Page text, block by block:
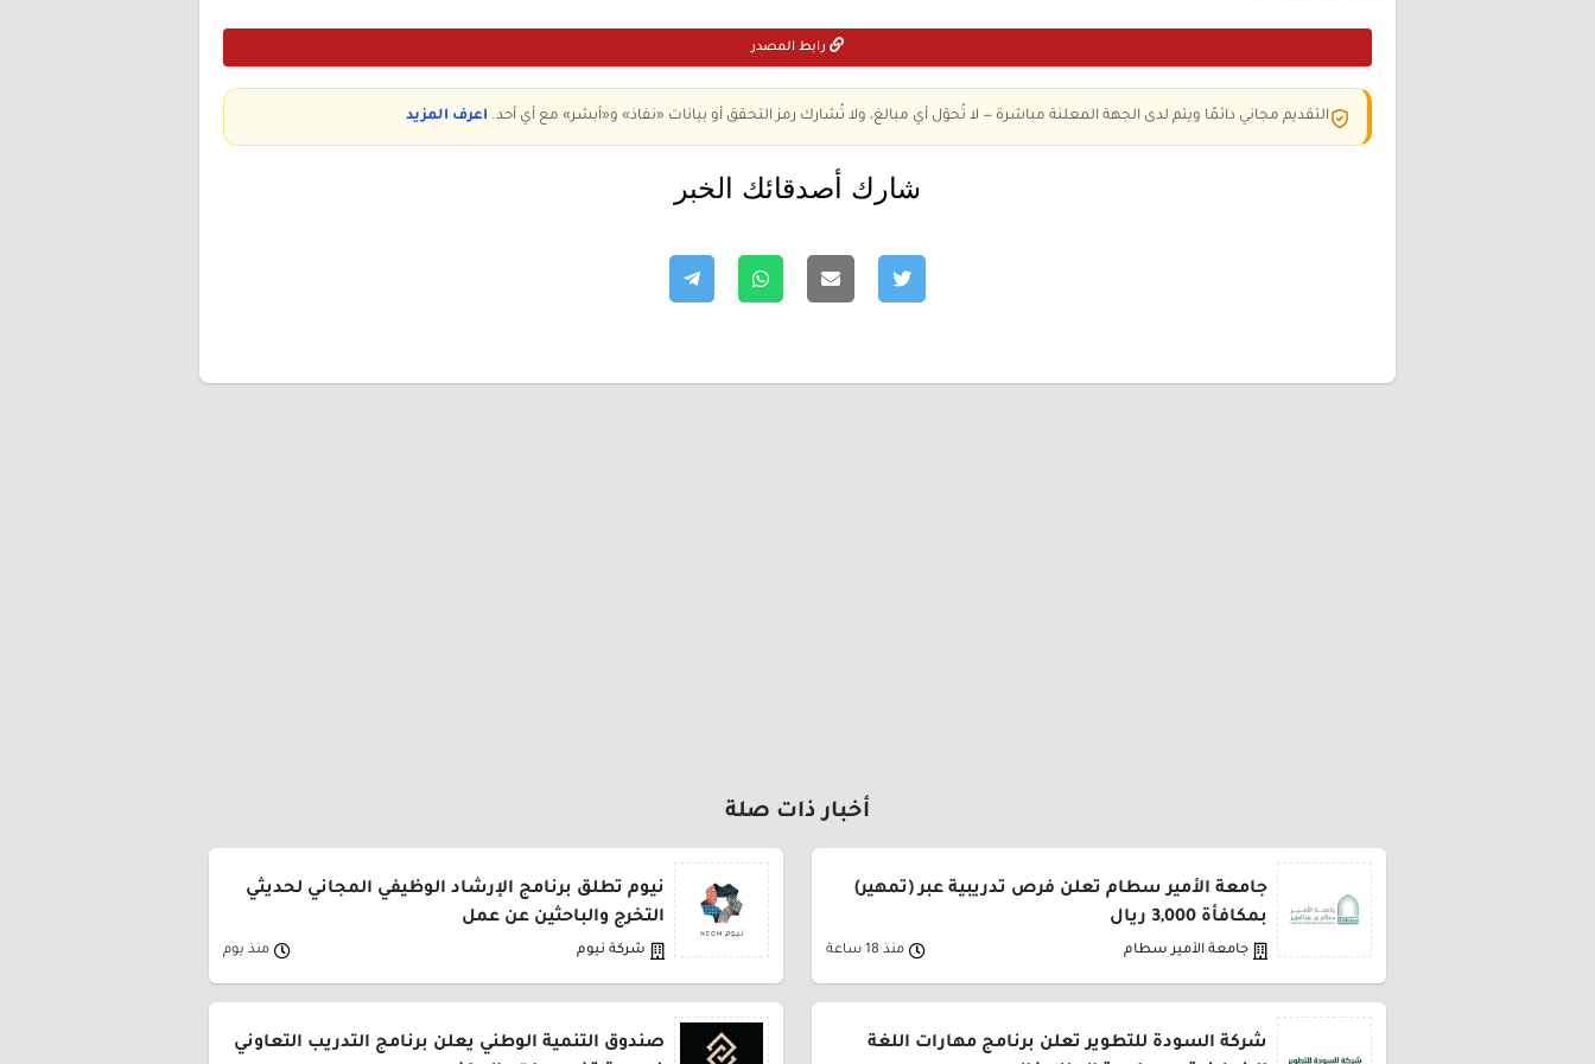
رابط المصدر
التقديم مجاني دائمًا ويتم لدى الجهة المعلنة مباشرة — لا تُحوّل أي مبالغ، ولا تُشارك رمز التحقق أو بيانات «نفاذ» و«أبشر» مع أي أحد. اعرف المزيد
شارك أصدقائك الخبر
أخبار ذات صلة
جامعة الأمير سطام تعلن فرص تدريبية عبر (تمهير)
بمكافأة 3,000 ريال
جامعة الأمير سطام منذ 18 ساعة
نيوم تطلق برنامج الإرشاد الوظيفي المجاني لحديثي
التخرج والباحثين عن عمل
شركة نيوم منذ يوم
شركة السودة للتطوير تعلن برنامج مهارات اللغة
صندوق التنمية الوطني يعلن برنامج التدريب التعاوني